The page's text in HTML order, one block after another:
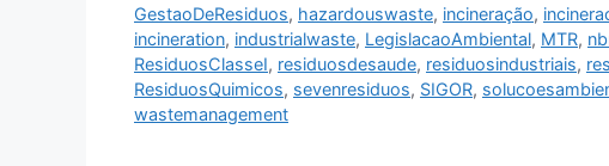
GestaoDeResiduos, hazardouswaste, incineração,
incineration, industrialwaste, LegislacaoAmbiental, MTR,
ResiduosClasseI, residuosdesaude, residuosindustriais,
ResiduosQuimicos, sevenresiduos, SIGOR,
wastemanagement